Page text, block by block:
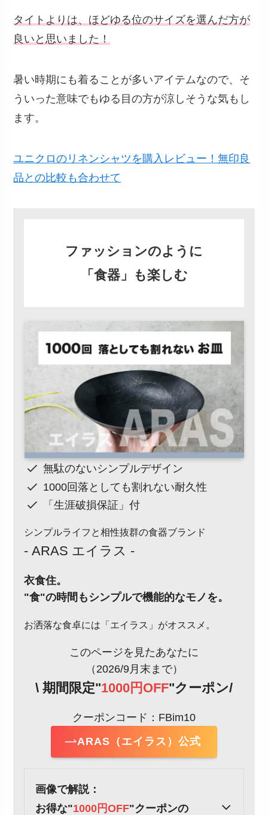
タイトよりは、ほどゆる位のサイズを選んだ方が
良いと思いました！
暑い時期にも着ることが多いアイテムなので、そ
ういった意味でもゆる目の方が涼しそうな気もし
ます。
ユニクロのリネンシャツを購入レビュー！無印良
品との比較も合わせて
ファッションのように
「食器」も楽しむ
無駄のないシンプルデザイン
1000回落としても割れない耐久性
「生涯破損保証」付
シンプルライフと相性抜群の食器ブランド
- ARAS エイラス -
衣食住。
"食"の時間もシンプルで機能的なモノを。
お洒落な食卓には「エイラス」がオススメ。
このページを見たあなたに
（2026/9月末まで）
\ 期間限定"1000円OFF"クーポン/
クーポンコード：FBim10
ARAS（エイラス）公式
画像で解説：
お得な"1000円OFF"クーポンの